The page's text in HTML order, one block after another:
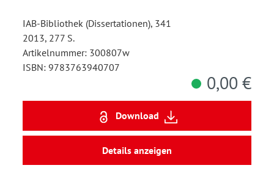
IAB-Bibliothek (Dissertationen), 341
2013, 277 S.
Artikelnummer: 300807w
ISBN: 9783763940707
0,00 €
Download
Details anzeigen